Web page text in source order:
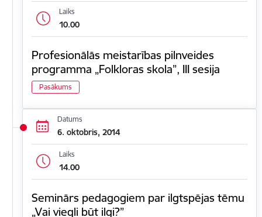
Laiks
10.00
Profesionālās meistarības pilnveides
programma „Folkloras skola”, III sesija
Pasākums
Datums
6. oktobris, 2014
Laiks
14.00
Seminārs pedagogiem par ilgtspējas tēmu
„Vai viegli būt ilgi?”